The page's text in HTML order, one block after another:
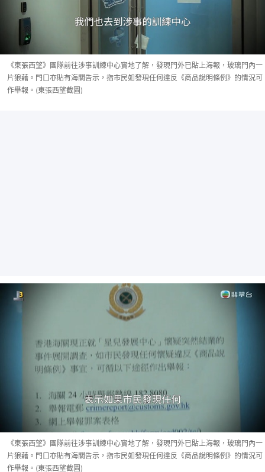
《東張西望》團隊前往涉事訓練中心實地了解，發現門外已貼上海報，玻璃門內一
片狼藉。門口亦貼有海關告示，指市民如發現任何違反《商品說明條例》的情況可
作舉報。(東張西望截圖)
《東張西望》團隊前往涉事訓練中心實地了解，發現門外已貼上海報，玻璃門內一
片狼藉。門口亦貼有海關告示，指市民如發現任何違反《商品說明條例》的情況可
作舉報。(東張西望截圖)